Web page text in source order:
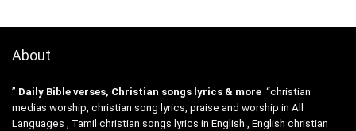
About
” Daily Bible verses, Christian songs lyrics & more “christian
medias worship, christian song lyrics, praise and worship in All
Languages , Tamil christian songs lyrics in English , English christian